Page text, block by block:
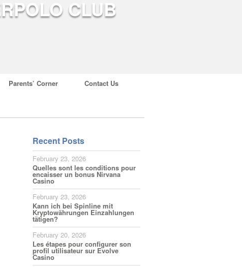
Parents’ Corner
Contact Us
Recent Posts
February 23, 2026
Quelles sont les conditions pour
encaisser un bonus Nirvana
Casino
February 23, 2026
Kann ich bei Spinline mit
Kryptowährungen Einzahlungen
tätigen?
February 20, 2026
Les étapes pour configurer son
profil utilisateur sur Evolve
Casino